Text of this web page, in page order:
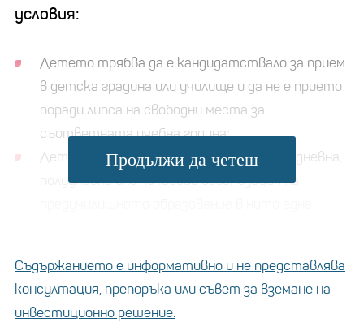
условия:
Детето трябва да е кандидатствало за прием
в детска градина или училище и да не е прието
поради липса на свободни места за
съответната учебна година;
Детето не трябва да е записано в целодневна,
полудневна или почасова организация на
трябва да e предложила на родителите друго
място, поради липса на свободни места във
всички детски градини в прилежащия район;
Продължи да четеш
Съдържанието е информативно и не представлява
консултация, препоръка или съвет за вземане на
инвестиционно решение.